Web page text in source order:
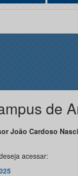
de
João Cardoso
acessar: